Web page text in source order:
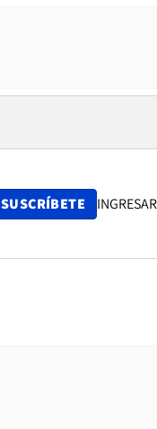
SUSCRÍBETE INGRESAR